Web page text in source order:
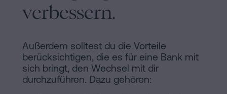
verbessern.
Außerdem solltest du die Vorteile
berücksichtigen, die es für eine Bank mit
sich bringt, den Wechsel mit dir
durchzuführen. Dazu gehören: